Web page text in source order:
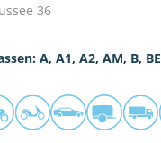
36
A, A1, A2, AM, B,